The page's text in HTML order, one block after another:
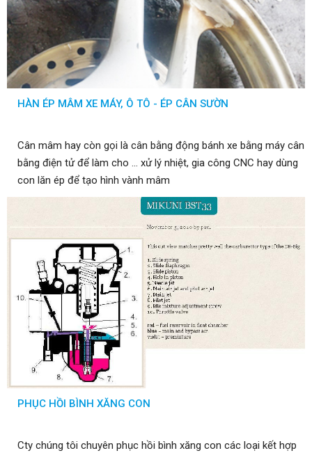
HÀN ÉP MÂM XE MÁY, Ô TÔ - ÉP CÂN SƯỜN
Cân mâm hay còn gọi là cân bằng động bánh xe bằng máy cân
bằng điện tử để làm cho ... xử lý nhiệt, gia công CNC hay dùng
con lăn ép để tạo hình vành mâm
PHỤC HỒI BÌNH XĂNG CON
Cty chúng tôi chuyên phục hồi bình xăng con các loại kết hợp